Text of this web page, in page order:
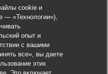
cookie и
— «Технологии»),
опыт и
с вашими
все», вы даете
этих